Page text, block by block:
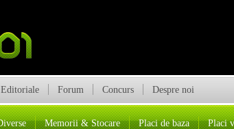
Editoriale Forum Concurs Despre noi
Memorii & Stocare Placi de baza Placi